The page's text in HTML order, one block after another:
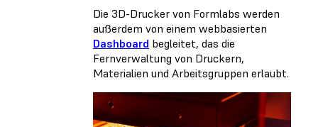
Die 3D-Drucker von Formlabs werden
außerdem von einem webbasierten
Dashboard begleitet, das die
Fernverwaltung von Druckern,
Materialien und Arbeitsgruppen erlaubt.